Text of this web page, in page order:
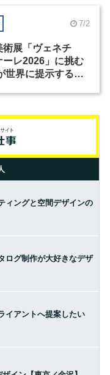
7/2
術展「ヴェネチ
ーレ2026」に挑む
界に提示する美
ィングと空間デザインの
ログ制作が大好きなデザ
イアントへ提案したい